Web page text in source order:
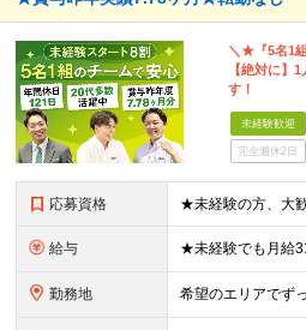
＼★『5名1
【絶対に】
す！
未経験歓迎
完全週休2日
応募資格
給与
勤務地